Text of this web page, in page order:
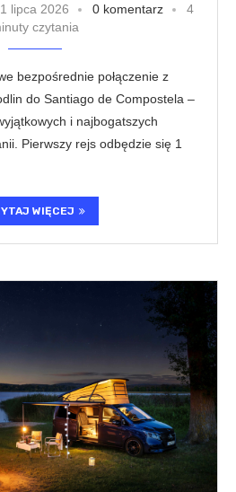
lipca 2026 0 komentarz
4
czytania
bezpośrednie połączenie z
do Santiago de Compostela –
i najbogatszych
Pierwszy rejs odbędzie się 1
WIĘCEJ